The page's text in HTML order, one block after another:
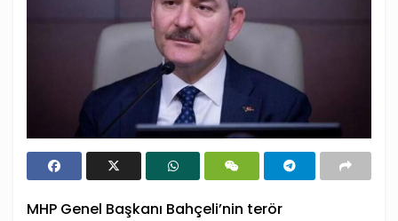
MHP Genel Başkanı Bahçeli’nin terör